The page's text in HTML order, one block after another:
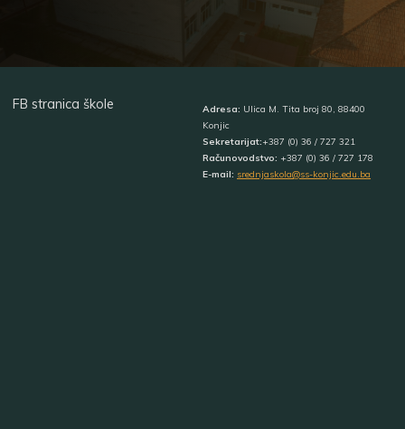
FB stranica škole Adresa: Ulica M. Tita broj 80, 88400
Konjic
Sekretarijat:+387 (0) 36 / 727 321
Računovodstvo: +387 (0) 36 / 727 178
E-mail: srednjaskola@ss-konjic.edu.ba